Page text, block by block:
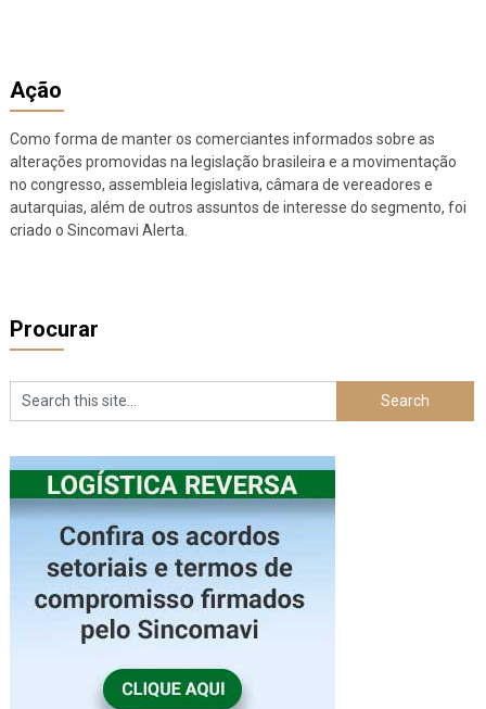
Ação
Como forma de manter os comerciantes informados sobre as
alterações promovidas na legislação brasileira e a movimentação
no congresso, assembleia legislativa, câmara de vereadores e
autarquias, além de outros assuntos de interesse do segmento, foi
criado o Sincomavi Alerta.
Procurar